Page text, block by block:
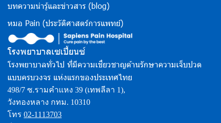
บทความน่ารู้และข่าวสาร (blog)
หมอ Pain (ประวัติศาสตร์การแพทย์)
โรงพยาบาลเซเปี้ยนซ์
โรงพยาบาลทั่วไป ที่มีความเชี่ยวชาญด้านรักษาความเจ็บปวด
แบบครบวงจร แห่งแรกของประเทศไทย
498/7 ซ.รามคำแหง 39 (เทพลีลา 1),
วังทองหลาง กทม. 10310
โทร 02-1113703